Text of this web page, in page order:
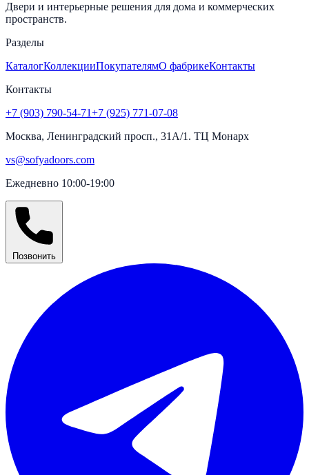
Двери и интерьерные решения для дома и коммерческих
пространств.
Разделы
КаталогКоллекцииПокупателямО фабрикеКонтакты
Контакты
+7 (903) 790-54-71+7 (925) 771-07-08
Москва, Ленинградский просп., 31А/1. ТЦ Монарх
vs@sofyadoors.com
Ежедневно 10:00-19:00
Позвонить